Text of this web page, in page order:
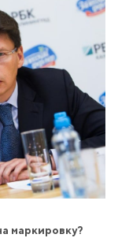
маркировку?